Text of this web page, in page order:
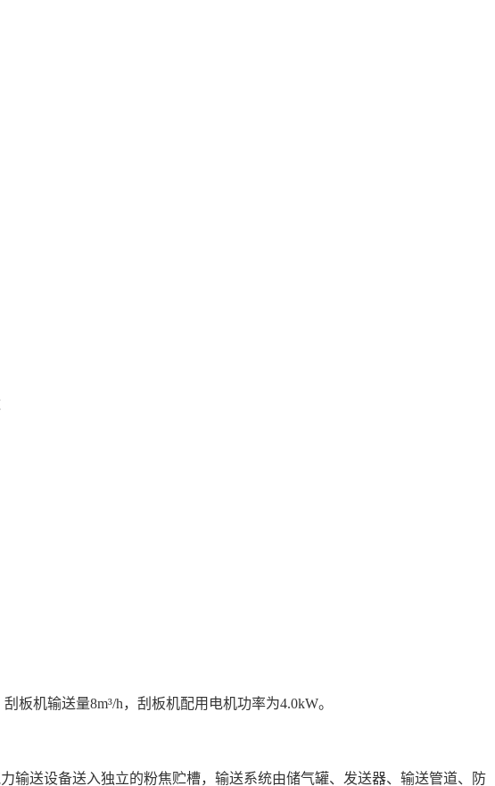
板机输送量8m³/h，刮板机配用电机功率为4.0kW。
输送设备送入独立的粉焦贮槽，输送系统由储气罐、发送器、输送管道、防